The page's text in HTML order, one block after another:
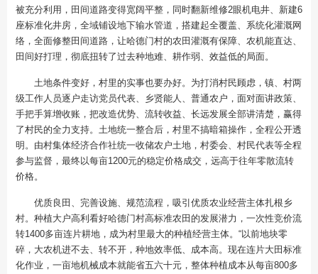
被充分利用，田间道路变得宽阔平整，同时翻新维修2眼机电井、新建6
座标准化井房，全域铺设地下输水管道，搭建起全覆盖、系统化灌溉网
络，全面修整田间道路，让哈德门村的农田灌溉有保障、农机能直达、
田间好打理，彻底扭转了过去种地难、耕作弱、效益低的局面。
土地条件变好，村里的实事也要办好。为打消村民顾虑，镇、村两
级工作人员逐户走访党员代表、乡贤能人、普通农户，面对面讲政策、
手把手算增收账，把改造优势、流转收益、长远发展全部讲清楚，赢得
了村民的全力支持。土地统一整合后，村里不搞暗箱操作，全程公开透
明。由村集体经济合作社统一收储农户土地，村委会、村民代表等全程
参与监督，最终以每亩1200元的稳定价格成交，远高于往年零散流转
价格。
优质良田、完善设施、规范流程，吸引优质农业经营主体扎根乡
村。种植大户高利看好哈德门村高标准农田的发展潜力，一次性竞价流
转1400多亩连片耕地，成为村里最大的种植经营主体。“以前地块零
碎，大农机进不去、转不开，种地效率低、成本高。现在连片大田标准
化作业，一亩地机械成本就能省五六十元，整体种植成本从每亩800多